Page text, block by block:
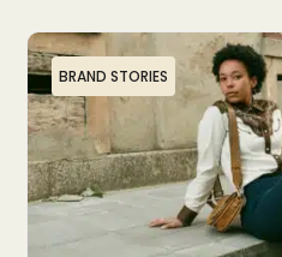
BRAND STORIES